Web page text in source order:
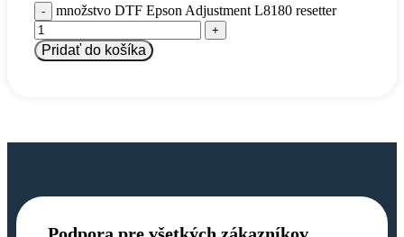
množstvo DTF Epson Adjustment L8180 resetter
Pridať do košíka